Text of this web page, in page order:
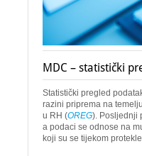
MDC – statistički
Statistički pregled
razini priprema na
u RH (OREG). Posljednji
a podaci se odnose na
koji su se tijekom